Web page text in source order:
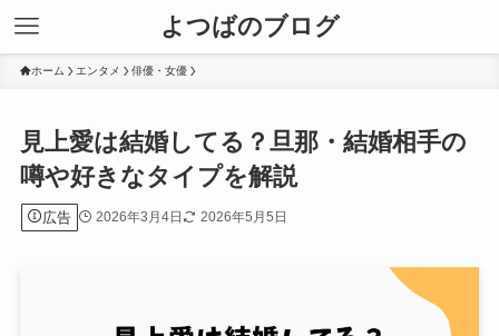
よつばのブログ
ホーム エンタメ 俳優・女優
見上愛は結婚してる？旦那・結婚相手の
噂や好きなタイプを解説
広告 2026年3月4日 2026年5月5日